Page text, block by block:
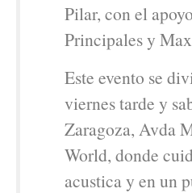
Pilar, con el
Principales y
Este evento se
viernes tarde y
Zaragoza, Avda
World, donde
acustica y en un